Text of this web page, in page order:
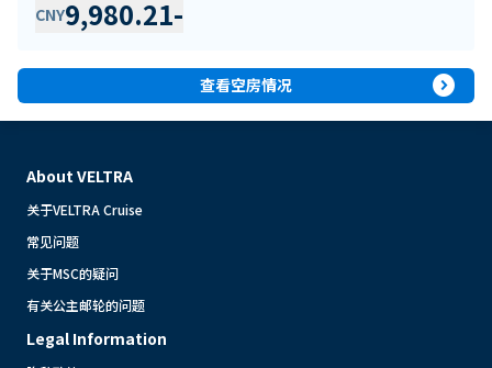
CNY9,980.21-
查看空房情况 expand_circle_right
About VELTRA
关于VELTRA Cruise
常见问题
关于MSC的疑问
有关公主邮轮的问题
Legal Information